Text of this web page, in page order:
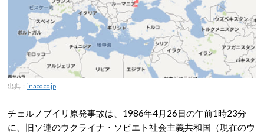
出典： inaco.co.jp
チェルノブイリ原発事故は、1986年4月26日の午前1時23分
に、旧ソ連のウクライナ・ソビエト社会主義共和国（現在のウ